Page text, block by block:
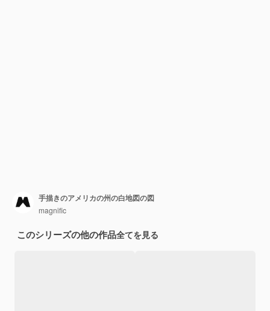
手描きのアメリカの州の白地図の図
magnific
このシリーズの他の作品全てを見る